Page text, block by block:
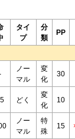
タイ
プ
分
類
PP
ノー
マル
変
化
30
どく
変
化
10
ノー
マル
特
殊
15